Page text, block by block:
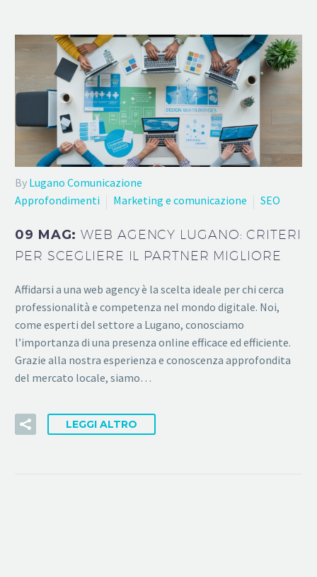
By Lugano Comunicazione
Approfondimenti
Marketing e comunicazione SEO
09 MAG:WEB AGENCY LUGANO: CRITERI
PER SCEGLIERE IL PARTNER MIGLIORE
Affidarsi a una web agency è la scelta ideale per chi cerca
professionalità e competenza nel mondo digitale. Noi,
come esperti del settore a Lugano, conosciamo
l’importanza di una presenza online efficace ed efficiente.
Grazie alla nostra esperienza e conoscenza approfondita
del mercato locale, siamo…
LEGGI ALTRO